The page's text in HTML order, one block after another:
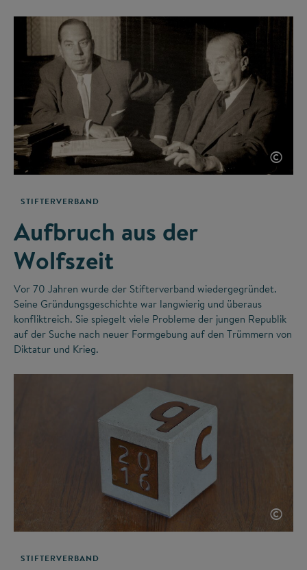
©
STIFTERVERBAND
Aufbruch aus der
Wolfszeit
Vor 70 Jahren wurde der Stifterverband wiedergegründet.
Seine Gründungsgeschichte war langwierig und überaus
konfliktreich. Sie spiegelt viele Probleme der jungen Republik
auf der Suche nach neuer Formgebung auf den Trümmern von
Diktatur und Krieg.
©
STIFTERVERBAND